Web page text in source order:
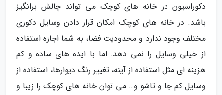
دکوراسیون در خانه های کوچک می تواند چالش برانگیز
باشد. در خانه های کوچک امکان قرار دادن وسایل دکوری
مختلف وجود ندارد و محدودیت فضا، به شما اجازه استفاده
از خیلی وسایل را نمی دهد. اما با ایده های ساده و کم
هزینه ای مثل استفاده از آینه، تغییر رنگ دیوارها، استفاده از
وسایل کم جا و تاشو و… می توان خانه های کوچک را زیبا و